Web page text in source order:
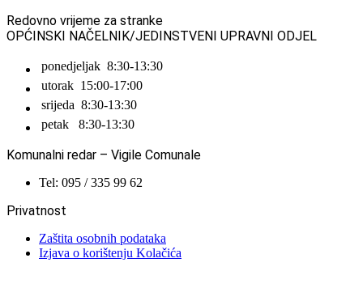
Redovno vrijeme za stranke
OPĆINSKI NAČELNIK/JEDINSTVENI UPRAVNI ODJEL
ponedjeljak 8:30-13:30
utorak 15:00-17:00
srijeda 8:30-13:30
petak
8:30-13:30
Komunalni redar – Vigile Comunale
Tel: 095 / 335 99 62
Privatnost
Zaštita osobnih podataka
Izjava o korištenju Kolačića